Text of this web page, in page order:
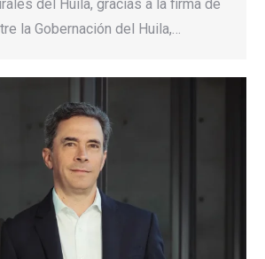
del Huila, gracias a la firma de
la Gobernación del Huila,…